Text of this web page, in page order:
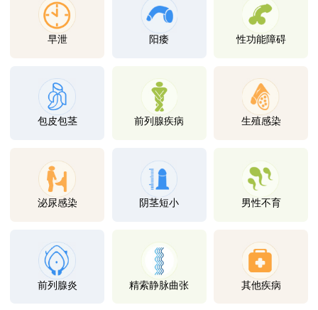
早泄 阳痿 性功能障碍
包皮包茎 前列腺疾病 生殖感染
泌尿感染 阴茎短小 男性不育
前列腺炎 精索静脉曲张 其他疾病